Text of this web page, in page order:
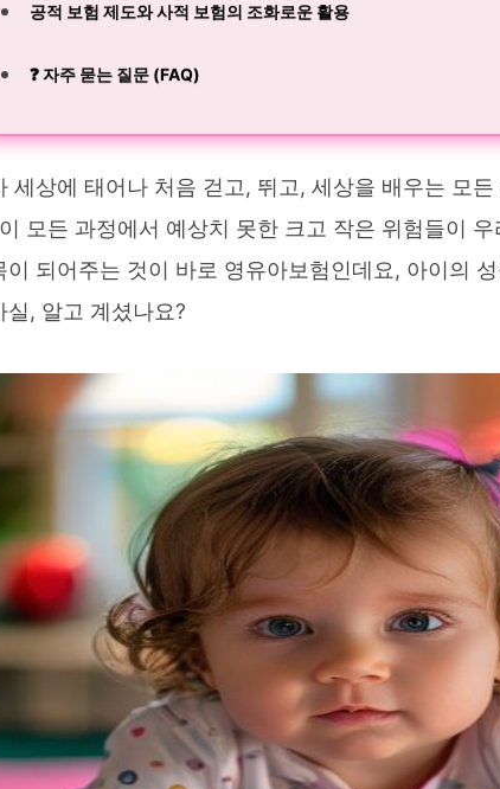
공적 보험 제도와 사적 보험의 조화로운 활용
❓ 자주 묻는 질문 (FAQ)
세상에 태어나 처음 걷고, 뛰고, 세상을 배우는 모
모든 과정에서 예상치 못한 크고 작은 위험들이
이 되어주는 것이 바로 영유아보험인데요, 아이의
실, 알고 계셨나요?